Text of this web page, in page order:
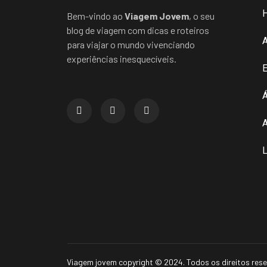
Bem-vindo ao Viagem Jovem, o seu
blog de viagem com dicas e roteiros
para viajar o mundo vivenciando
experiências inesquecíveis.
Viagem jovem copyright © 2024. Todos os direitos